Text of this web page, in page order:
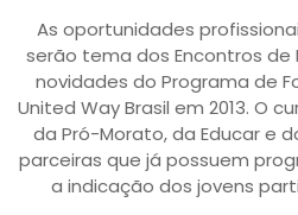
As oportunidades
serão tema dos Encontros de
novidades do Programa de
United Way Brasil em 2013. O
da Pró-Morato, da Educar e
parceiras que já possuem
a indicação dos jovens